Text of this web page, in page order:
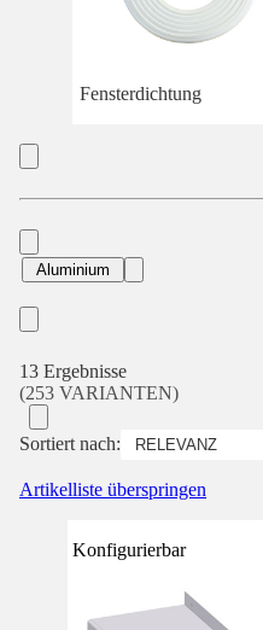
Fensterdichtung
Aluminium
13 Ergebnisse
(253 VARIANTEN)
Sortiert nach:
Artikelliste überspringen
Konfigurierbar